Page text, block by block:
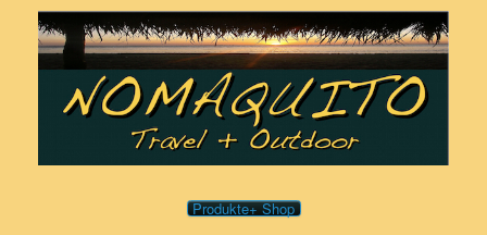
springen
Produkte+ Shop